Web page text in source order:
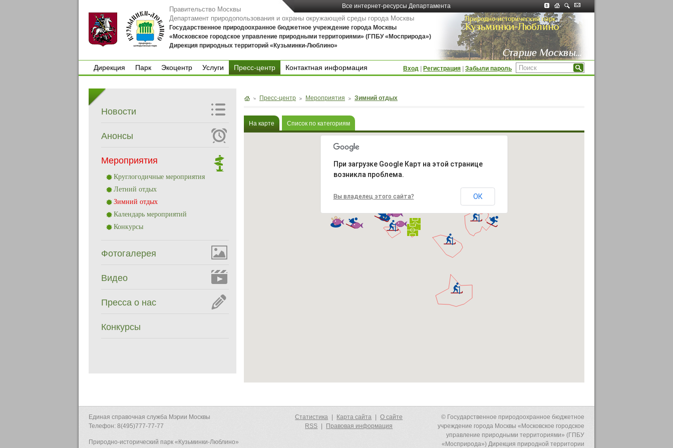
Все интернет-ресурсы Департамента
Правительство Москвы
Департамент природопользования и охраны окружающей среды города Москвы
Государственное природоохранное бюджетное учреждение города Москвы
«Московское городское управление природными территориями» (ГПБУ «Мосприрода»)
Дирекция природных территорий «Кузьминки-Люблино»
Дирекция
Парк
Экоцентр
Услуги
Пресс-центр
Контактная информация
Вход Регистрация Забыли пароль
Новости
Анонсы
Мероприятия
Круглогодичные мероприятия
Летний отдых
Зимний отдых
Календарь мероприятий
Конкурсы
Фотогалерея
Видео
Пресса о нас
Конкурсы
Пресс-центр Мероприятия Зимний отдых
На карте Список по категориям
При загрузке Google Карт на этой странице
возникла проблема.
Вы владелец этого сайта? ОК
Единая справочная служба Мэрии Москвы
Телефон: 8(495)777-77-77
Природно-исторический парк «Кузьминки-Люблино»
© Государственное природоохранное бюджетное
учреждение города Москвы «Московское городское
управление природными территориями» (ГПБУ
«Мосприрода») Дирекция природной территории
Статистика Карта сайта
О сайте
RSS
Правовая информация